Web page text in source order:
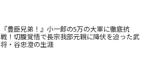
『豊臣兄弟！』小一郎の5万の大軍に徹底抗
戦！切腹覚悟で長宗我部元親に降伏を迫った武
将・谷忠澄の生涯